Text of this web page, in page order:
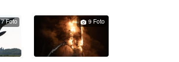
7 Foto 9 Foto